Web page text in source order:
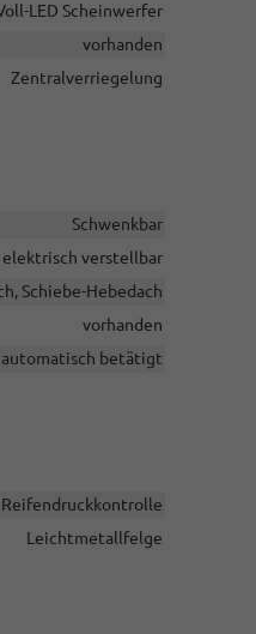
LED Scheinwerfer
vorhanden
Zentralverriegelung
Schwenkbar
elektrisch verstellbar
Schiebe-Hebedach
vorhanden
automatisch betätigt
Reifendruckkontrolle
Leichtmetallfelge